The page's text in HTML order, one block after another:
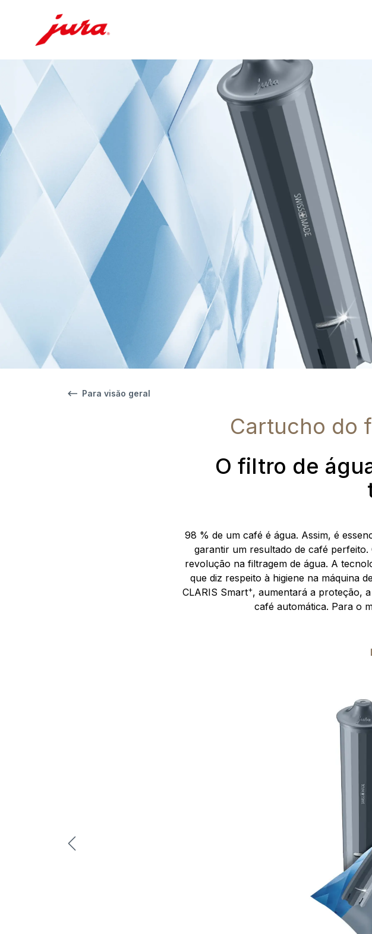
Para visăo geral
Cartucho do
O filtro de
98 % de um café é água. Assim, é
garantir um resultado de café perfeito.
revolução na filtragem de água. A
que diz respeito à higiene na máquina
CLARIS Smart+, aumentará a proteção,
café automática. Para o